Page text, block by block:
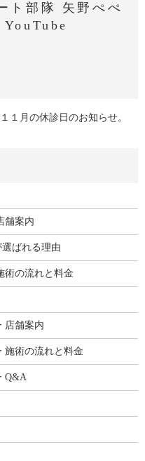
ト部隊 矢野ぺぺ
１１月の休診日のお知らせ。
舗案内
ばれる理由
術の流れと料金
店舗案内
施術の流れと料金
Q&A